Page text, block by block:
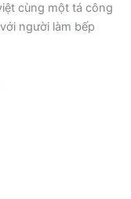
cùng một tá công
người làm bếp